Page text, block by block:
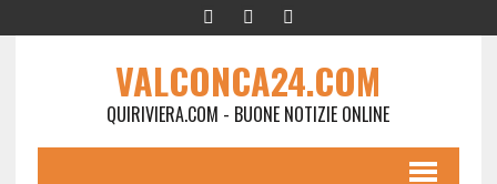
VALCONCA24.COM
QUIRIVIERA.COM - BUONE NOTIZIE ONLINE